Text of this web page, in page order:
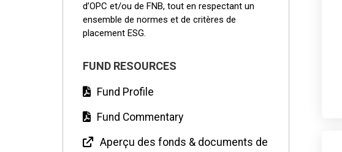
d’OPC et/ou de FNB, tout en respectant un
ensemble de normes et de critères de
placement ESG.
FUND RESOURCES
Fund Profile
Fund Commentary
Aperçu des fonds & documents de